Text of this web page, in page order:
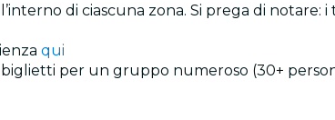
di ciascuna zona. Si prega di notare:
qui
per un gruppo numeroso (30+